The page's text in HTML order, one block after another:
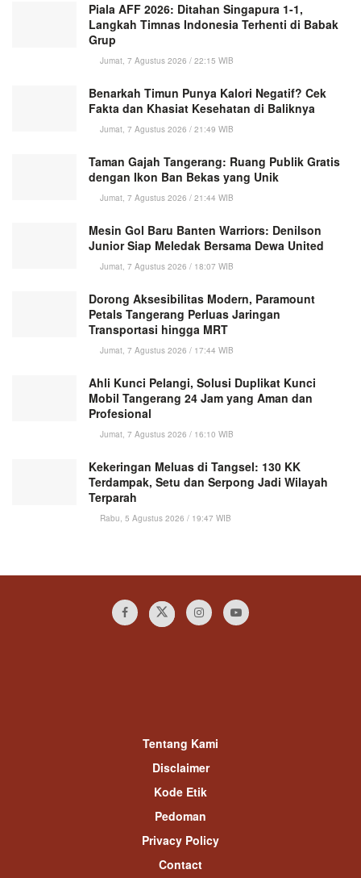
Piala AFF 2026: Ditahan Singapura 1-1,
Langkah Timnas Indonesia Terhenti di Babak
Grup
Jumat, 7 Agustus 2026 / 22:15 WIB
Benarkah Timun Punya Kalori Negatif? Cek
Fakta dan Khasiat Kesehatan di Baliknya
Jumat, 7 Agustus 2026 / 21:49 WIB
Taman Gajah Tangerang: Ruang Publik Gratis
dengan Ikon Ban Bekas yang Unik
Jumat, 7 Agustus 2026 / 21:44 WIB
Mesin Gol Baru Banten Warriors: Denilson
Junior Siap Meledak Bersama Dewa United
Jumat, 7 Agustus 2026 / 18:07 WIB
Dorong Aksesibilitas Modern, Paramount
Petals Tangerang Perluas Jaringan
Transportasi hingga MRT
Jumat, 7 Agustus 2026 / 17:44 WIB
Ahli Kunci Pelangi, Solusi Duplikat Kunci
Mobil Tangerang 24 Jam yang Aman dan
Profesional
Jumat, 7 Agustus 2026 / 16:10 WIB
Kekeringan Meluas di Tangsel: 130 KK
Terdampak, Setu dan Serpong Jadi Wilayah
Terparah
Rabu, 5 Agustus 2026 / 19:47 WIB
Tentang Kami
Disclaimer
Kode Etik
Pedoman
Privacy Policy
Contact